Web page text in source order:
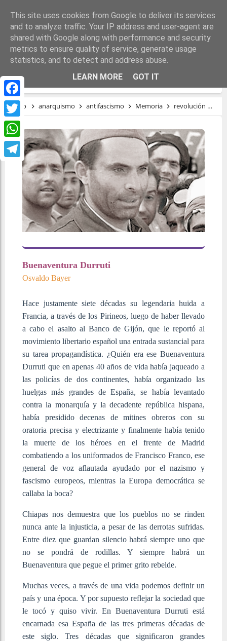
Facebook
Twitter
WhatsApp
Telegram
BUENAVENTURA DURRUTI
Inicio anarquismo antifascismo Memoria revolución
Buenaventura Durruti
Osvaldo Bayer
Hace justamente siete décadas su legendaria huida a
Francia, a través de los Pirineos, luego de haber llevado
a cabo el asalto al Banco de Gijón, que le reportó al
movimiento libertario español una entrada sustancial para
su tarea propagandística. ¿Quién era ese Buenaventura
Durruti que en apenas 40 años de vida había jaqueado a
las policías de dos continentes, había organizado las
huelgas más grandes de España, se había levantado
contra la monarquía y la decadente república hispana,
había presidido decenas de mitines obreros con su
oratoria precisa y electrizante y finalmente había tenido
la muerte de los héroes en el frente de Madrid
combatiendo a los uniformados de Francisco Franco, ese
general de voz aflautada ayudado por el nazismo y
fascismo europeos, mientras la Europa democrática se
callaba la boca?
Chiapas nos demuestra que los pueblos no se rinden
nunca ante la injusticia, a pesar de las derrotas sufridas.
Entre diez que guardan silencio habrá siempre uno que
no se pondrá de rodillas. Y siempre habrá un
Buenaventura que pegue el primer grito rebelde.
Muchas veces, a través de una vida podemos definir un
país y una época. Y por supuesto reflejar la sociedad que
le tocó y quiso vivir. En Buenaventura Durruti está
encarnada esa España de las tres primeras décadas de
este siglo. Tres décadas que significaron grandes
This site uses cookies from Google to deliver its services
and to analyze traffic. Your IP address and user-agent are
shared with Google along with performance and security
metrics to ensure quality of service, generate usage
statistics, and to detect and address abuse.
LEARN MORE
GOT IT